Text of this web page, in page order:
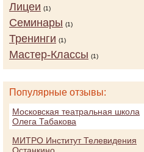
Лицеи (1)
Семинары (1)
Тренинги (1)
Мастер-Классы (1)
Популярные отзывы:
Московская театральная школа
Олега Табакова
МИТРО Институт Телевидения